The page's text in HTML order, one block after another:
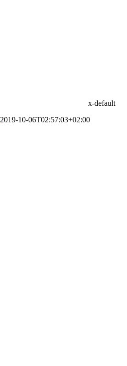
x-default
2019-10-06T02:57:03+02:00